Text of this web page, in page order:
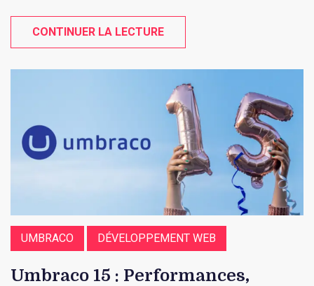
CONTINUER LA LECTURE
UMBRACO DÉVELOPPEMENT WEB
Umbraco 15 : Performances,